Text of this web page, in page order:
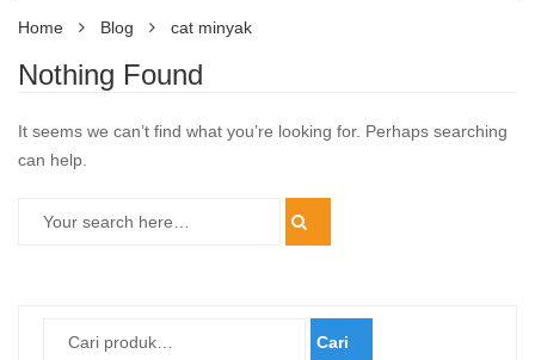
Home Blog cat minyak
Nothing Found
It seems we can’t find what you’re looking for. Perhaps searching
can help.
Cari